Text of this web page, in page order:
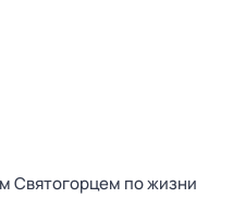
Святогорцем по жизни